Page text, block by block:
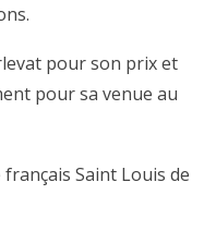
pour son prix et
pour sa venue au
français Saint Louis de